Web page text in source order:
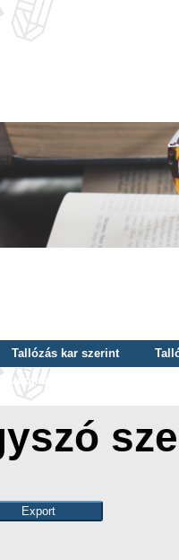
Tallózás kar szerint
tudományterület szerint